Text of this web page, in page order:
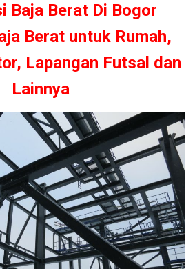
Baja Berat Di Bogor
Berat untuk Rumah,
Lapangan Futsal dan
Lainnya